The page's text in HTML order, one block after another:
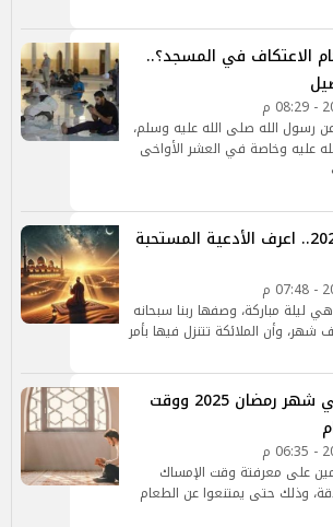
الاعتكاف في المسجد؟..
رسول الله صلى الله عليه وسلم،
عليه وخاصة في العشر الأواخى
موعد ليلة القدر 2025.. اعرف الأدعية المستحبة
موعد ليلة القدر 2025 هي ليلة مباركة، وصفها ربنا سبحانه
شهر، وأن الملائكة تتنزل فيها بأمر
موعد أذان الفجر في شهر رمضان 2025 ووقت
على معرفتة وقت الإمساك
وذلك حتى يمتنعوا عن الطعام